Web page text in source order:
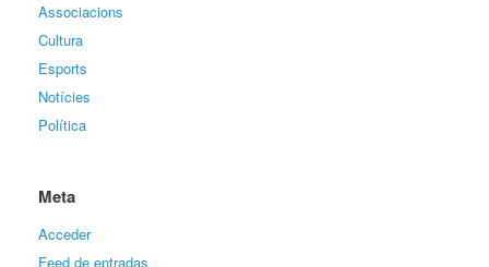
Associacions
Cultura
Esports
Notícies
Política
Meta
Acceder
Feed de entradas